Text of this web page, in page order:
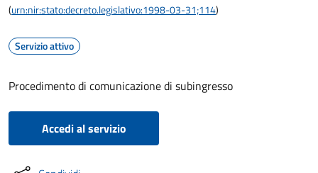
(urn:nir:stato:decreto.legislativo:1998-03-31;114)
Servizio attivo
Procedimento di comunicazione di subingresso
Accedi al servizio